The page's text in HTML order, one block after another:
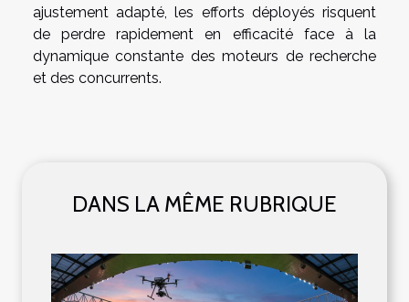
ajustement adapté, les efforts déployés risquent
de perdre rapidement en efficacité face à la
dynamique constante des moteurs de recherche
et des concurrents.
DANS LA MÊME RUBRIQUE